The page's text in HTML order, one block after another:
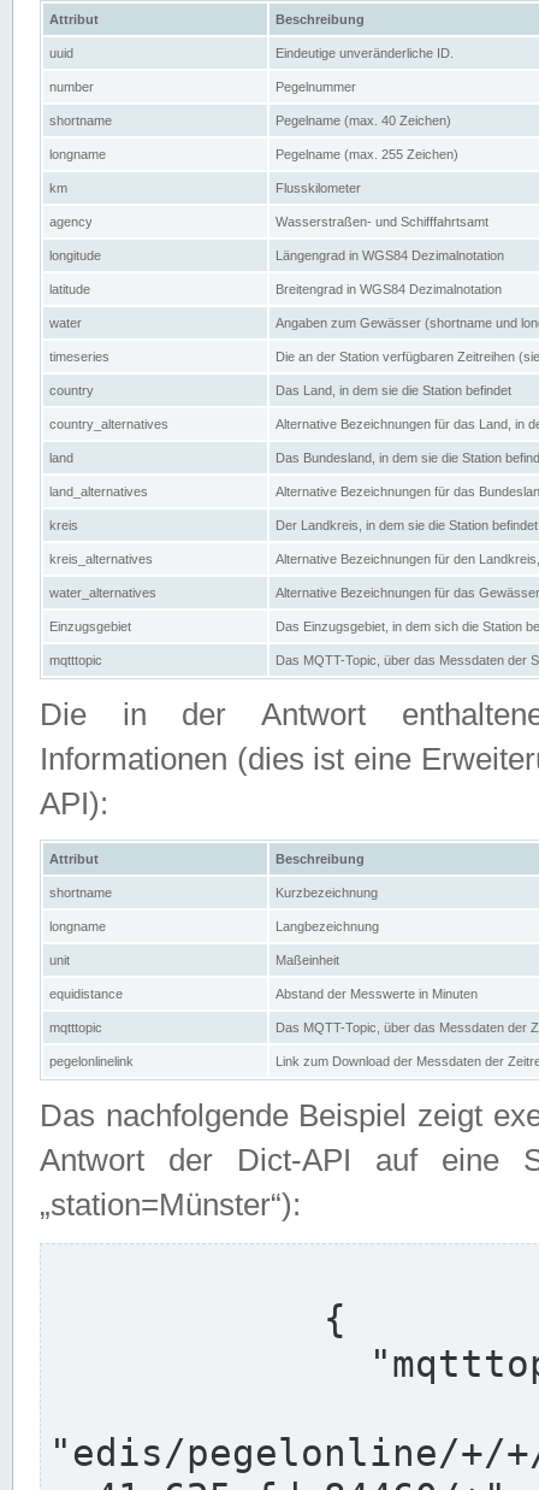
Attribut Beschreibung
uuid Eindeutige unveränderliche ID.
number Pegelnummer
shortname Pegelname (max. 40 Zeichen)
longname Pegelname (max. 255 Zeichen)
km Flusskilometer
agency Wasserstraßen- und Schifffahrtsamt
longitude Längengrad in WGS84 Dezimalnotation
latitude Breitengrad in WGS84 Dezimalnotation
water Angaben zum Gewässer (shortname und
timeseries Die an der Station verfügbaren Zeitreihen
country Das Land, in dem sie die Station befindet
country_alternatives Alternative Bezeichnungen für das Land, in
land Das Bundesland, in dem sie die Station
land_alternatives Alternative Bezeichnungen für das
kreis Der Landkreis, in dem sie die Station befindet
kreis_alternatives Alternative Bezeichnungen für den
water_alternatives Alternative Bezeichnungen für das
Einzugsgebiet Das Einzugsgebiet, in dem sich die Station
mqtttopic Das MQTT-Topic, über das Messdaten der
Die in der Antwort
Informationen (dies ist eine
API):
Attribut Beschreibung
shortname Kurzbezeichnung
longname Langbezeichnung
unit Maßeinheit
equidistance Abstand der Messwerte in Minuten
mqtttopic Das MQTT-Topic, über das Messdaten der
pegelonlinelink Link zum Download der Messdaten der
Das nachfolgende Beispiel zeigt
Antwort der Dict-API auf eine
„station=Münster“):
"edis/pegelonline/+/